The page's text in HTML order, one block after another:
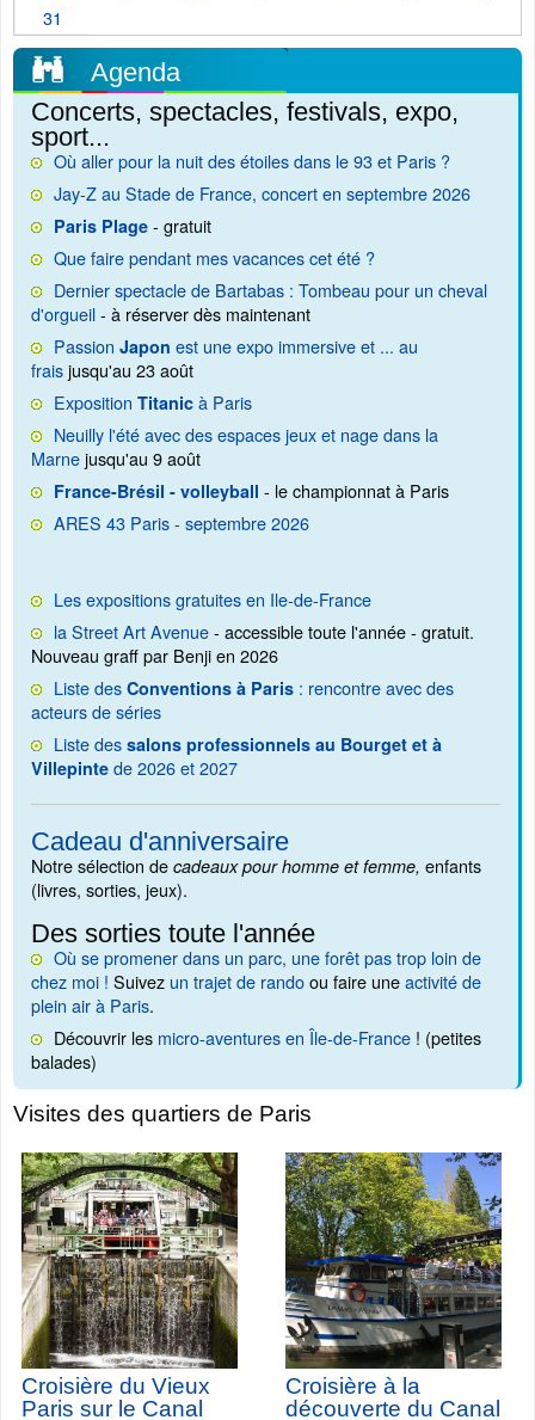
31
Agenda
Concerts, spectacles, festivals, expo,
sport...
Où aller pour la nuit des étoiles dans le 93 et Paris ?
Jay-Z au Stade de France, concert en septembre 2026
Paris Plage - gratuit
Que faire pendant mes vacances cet été ?
Dernier spectacle de Bartabas : Tombeau pour un cheval
d'orgueil- à réserver dès maintenant
Passion Japon est une expo immersive et ... au
fraisjusqu'au 23 août
Exposition Titanic à Paris
Neuilly l'été avec des espaces jeux et nage dans la
Marnejusqu'au 9 août
France-Brésil - volleyball - le championnat à Paris
ARES 43 Paris - septembre 2026
Les expositions gratuites en Ile-de-France
la Street Art Avenue- accessible toute l'année - gratuit.
Nouveau graff par Benji en 2026
Liste des Conventions à Paris : rencontre avec des
acteurs de séries
Liste des salons professionnels au Bourget et à
Villepinte de 2026 et 2027
Cadeau d'anniversaire
Notre sélection de cadeaux pour homme et femme, enfants
(livres, sorties, jeux).
Des sorties toute l'année
Où se promener dans un parc, une forêt pas trop loin de
chez moi ! Suivez un trajet de randoou faire uneactivité de
plein air à Paris.
Découvrir les micro-aventures en Île-de-France ! (petites
balades)
Visites des quartiers de Paris
Croisière du Vieux
Paris sur le Canal
Croisière à la
découverte du Canal